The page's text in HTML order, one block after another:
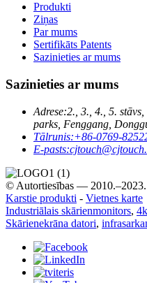
Produkti
Ziņas
Par mums
Sertifikāts Patents
Sazinieties ar mums
Sazinieties ar mums
Adrese:2., 3., 4., 5.
parks, Fenggang,
Tālrunis:+86-0769-
E-pasts:
© Autortiesības — 2010.–2023.
Karstie produkti - Vietnes karte
Industriālais skārienmonitors,
Skārienekrāna datori,